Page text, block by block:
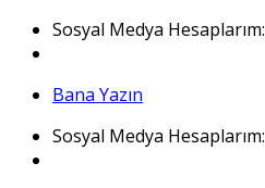
İçeriğe
atla
Sosyal Medya Hesaplarım:
Bana Yazın
Sosyal Medya Hesaplarım: